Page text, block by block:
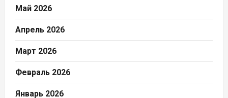
Май 2026
Апрель 2026
Март 2026
Февраль 2026
Январь 2026